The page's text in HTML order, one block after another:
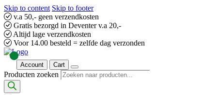
Skip to content Skip to footer
v.a 50,- geen verzendkosten
Gratis bezorgd in Deventer v.a 20,-
Altijd lage verzendkosten
Voor 14.00 besteld = zelfde dag verzonden
Account Cart
Producten zoeken